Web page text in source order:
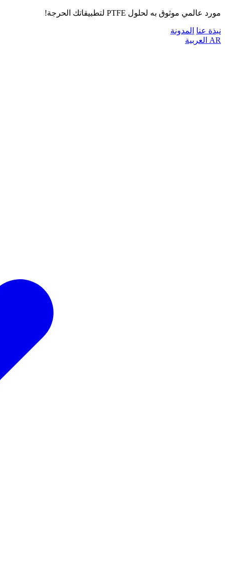
مورد عالمي موثوق به لحلول PTFE لتطبيقاتك الحرجة!
نبذة عنا المدونة
AR العربية